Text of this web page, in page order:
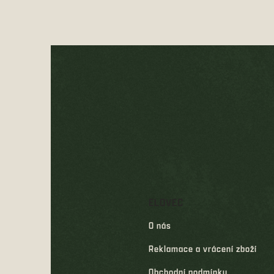
O nás
Reklamace a vrácení zboží